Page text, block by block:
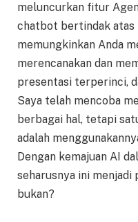
meluncurkan fitur
chatbot bertindak atas
memungkinkan Anda
merencanakan dan
presentasi terperinci,
Saya telah mencoba
berbagai hal, tetapi
adalah
Dengan kemajuan AI
seharusnya ini menjadi
bukan?